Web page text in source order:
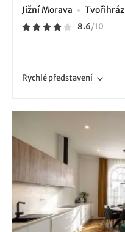
Jižní Morava Tvořihráz
8.6/10
Rychlépředstavení